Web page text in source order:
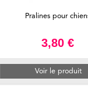
Pralines pour
3,80 €
Voir le produit